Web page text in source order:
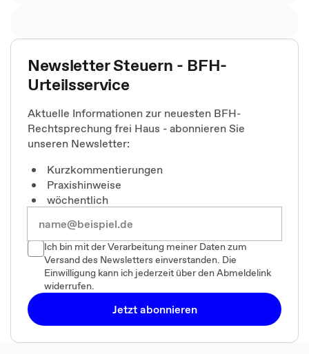
Newsletter Steuern - BFH-
Urteilsservice
Aktuelle Informationen zur neuesten BFH-
Rechtsprechung frei Haus - abonnieren Sie
unseren Newsletter:
Kurzkommentierungen
Praxishinweise
wöchentlich
Ich bin mit der Verarbeitung meiner Daten zum
Versand des Newsletters einverstanden. Die
Einwilligung kann ich jederzeit über den Abmeldelink
widerrufen.
Jetzt abonnieren